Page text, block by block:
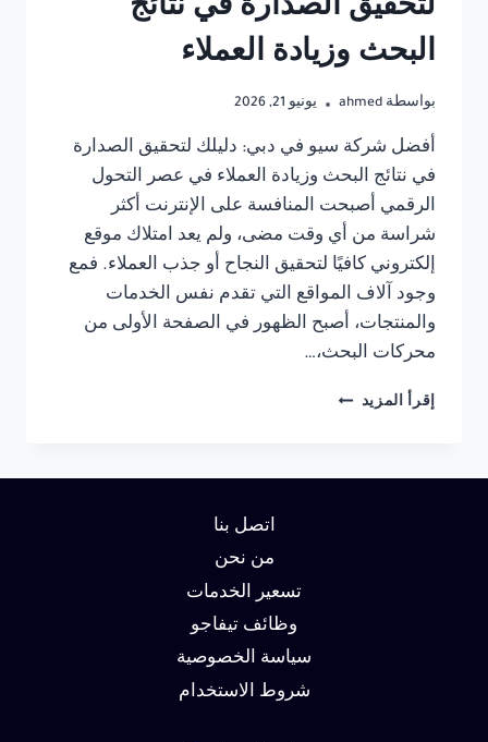
لتحقيق الصدارة في نتائج
البحث وزيادة العملاء
بواسطة ahmed يونيو 21, 2026
أفضل شركة سيو في دبي: دليلك لتحقيق الصدارة
في نتائج البحث وزيادة العملاء في عصر التحول
الرقمي أصبحت المنافسة على الإنترنت أكثر
شراسة من أي وقت مضى، ولم يعد امتلاك موقع
إلكتروني كافيًا لتحقيق النجاح أو جذب العملاء. فمع
وجود آلاف المواقع التي تقدم نفس الخدمات
والمنتجات، أصبح الظهور في الصفحة الأولى من
محركات البحث،…
إقرأ المزيد شركة
اتصل بنا
من نحن
تسعير الخدمات
وظائف تيفاجو
سياسة الخصوصية
شروط الاستخدام